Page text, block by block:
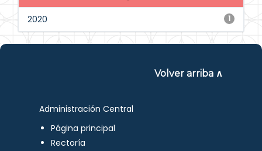
1
2020
Volver arriba ∧
Administración Central
Página principal
Rectoría